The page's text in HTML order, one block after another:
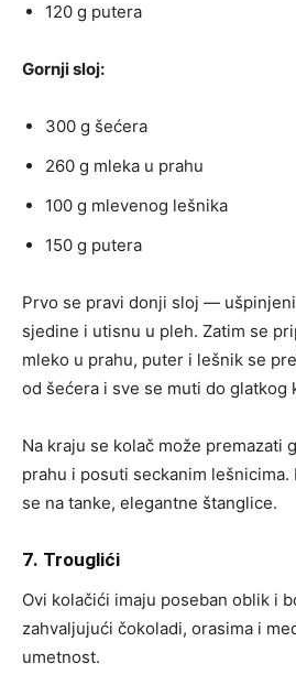
120 g putera
Gornji sloj:
300 g šećera
260 g mleka u prahu
100 g mlevenog lešnika
150 g putera
Prvo se pravi donji sloj —
sjedine i utisnu u pleh. Zatim se
mleko u prahu, puter i lešnik se
od šećera i sve se muti do glatkog
Na kraju se kolač može premazati
prahu i posuti seckanim lešnicima.
se na tanke, elegantne štanglice.
7. Trouglići
Ovi kolačići imaju poseban oblik i
zahvaljujući čokoladi, orasima i
umetnost.